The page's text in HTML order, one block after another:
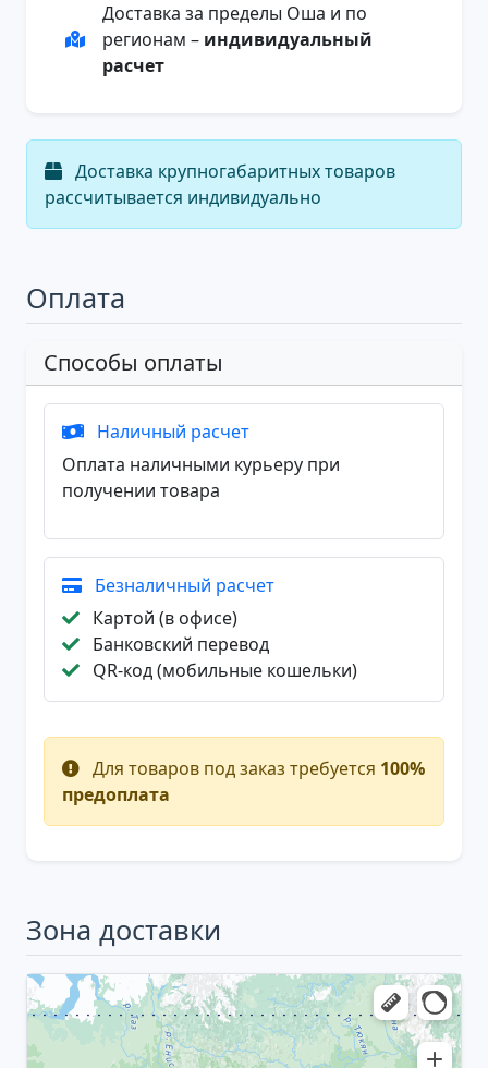
Доставка за пределы Оша и по
регионам – индивидуальный
расчет
Доставка крупногабаритных товаров
рассчитывается индивидуально
Оплата
Способы оплаты
Наличный расчет
Оплата наличными курьеру при
получении товара
Безналичный расчет
Картой (в офисе)
Банковский перевод
QR-код (мобильные кошельки)
Для товаров под заказ требуется 100%
предоплата
Зона доставки